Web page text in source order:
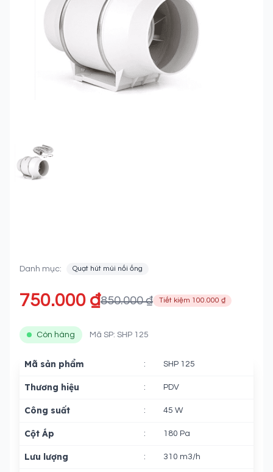
FEATURED IMAGE
Danh mục: Quạt hút mùi nối ống
750.000 ₫850.000 ₫ Tiết kiệm 100.000 ₫
Còn hàng Mã SP: SHP 125
Mã sản phẩm : SHP 125
Thương hiệu : PDV
Công suất : 45 W
Cột Áp : 180 Pa
Lưu lượng : 310 m3/h